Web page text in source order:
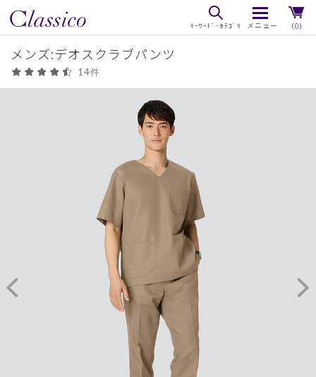
（0）
メンズ:デオスクラブパンツ
14件